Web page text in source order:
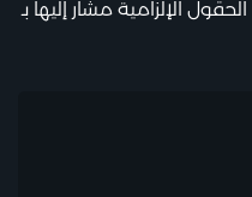
الحقول الإلزامية مشار إليها بـ